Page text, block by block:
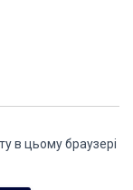
в цьому браузері